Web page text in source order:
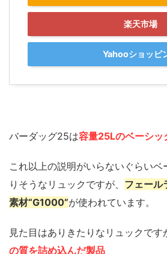
楽天市場
Yahooショッピ
バーダッグ25は容量25Lのベーシッ
これ以上の説明がいらないぐらい
りそうなリュックですが、 フェール
素材“G1000”が使われています。
見た目はありきたりなリュックです
の質を詰め込んだ製品